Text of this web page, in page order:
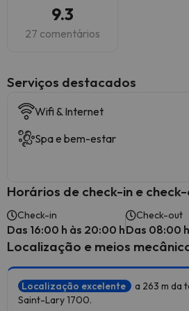
9.3
27 comentários
Serviços destacados
Wifi & Internet
Spa e bem-estar
Horários de check-in e
Check-in
Das 16:00 h às 20:00 h
Check-out
Das 08:00
Localização e meios
Localização excelente
a 263 m da
Saint-Lary 1700.